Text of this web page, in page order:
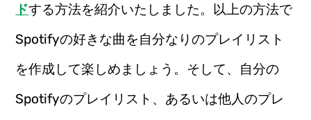
ドする方法を紹介いたしました。以上の方法で
Spotifyの好きな曲を自分なりのプレイリスト
を作成して楽しめましょう。そして、自分の
Spotifyのプレイリスト、あるいは他人のプレ